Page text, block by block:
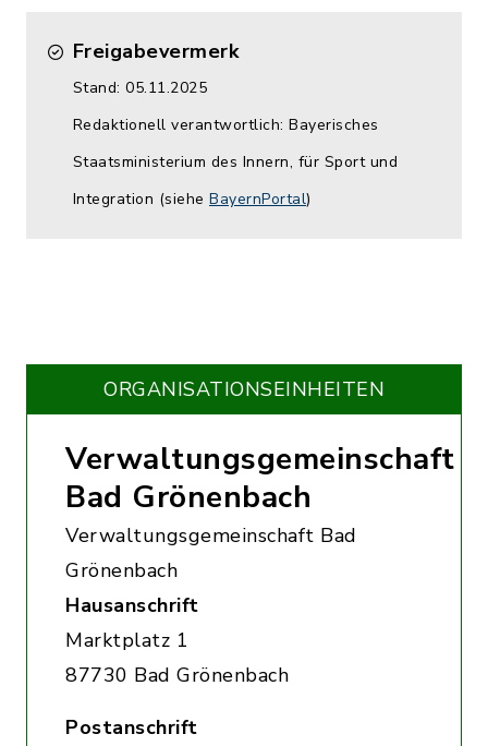
Freigabevermerk
Stand: 05.11.2025
Redaktionell verantwortlich: Bayerisches
Staatsministerium des Innern, für Sport und
Integration (siehe BayernPortal)
ORGANISATIONS­EINHEITEN
Verwaltungsgemeinschaft
Bad Grönenbach
Verwaltungsgemeinschaft Bad
Grönenbach
Hausanschrift
Marktplatz 1
87730 Bad Grönenbach
Postanschrift